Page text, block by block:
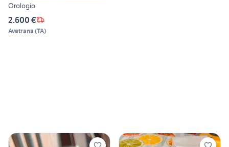
Orologio
2.600 €
Avetrana (TA)